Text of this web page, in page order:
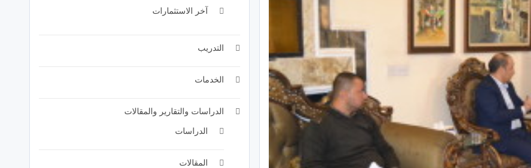
آخر الاستثمارات
التدريب
الخدمات
الدراسات والتقارير والمقالات
الدراسات
المقالات